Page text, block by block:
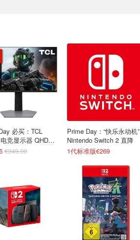
必买：TCL
竞显示器 QHD
€349.00
Prime Day：“快乐永动机”
Nintendo Switch 2 直降
1代标准版€269